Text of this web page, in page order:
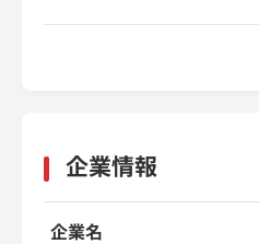
企業情報
企業名